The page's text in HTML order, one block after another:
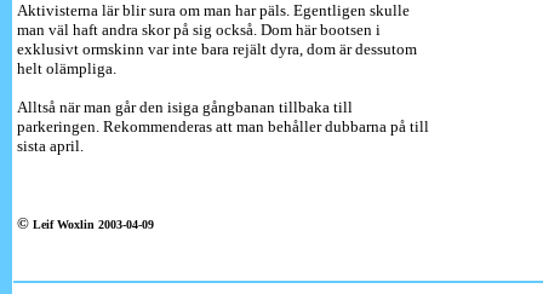
Aktivisterna lär blir sura om man har päls. Egentligen skulle
man väl haft andra skor på sig också. Dom här bootsen i
exklusivt ormskinn var inte bara rejält dyra, dom är dessutom
helt olämpliga.
Alltså när man går den isiga gångbanan tillbaka till
parkeringen. Rekommenderas att man behåller dubbarna på till
sista april.
© Leif Woxlin 2003-04-09